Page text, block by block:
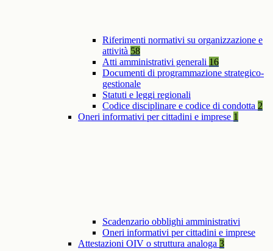
Riferimenti normativi su organizzazione e
attività 58
Atti amministrativi generali 16
Documenti di programmazione strategico-
gestionale
Statuti e leggi regionali
Codice disciplinare e codice di condotta 2
Oneri informativi per cittadini e imprese 1
Scadenzario obblighi amministrativi
Oneri informativi per cittadini e imprese
Attestazioni OIV o struttura analoga 3